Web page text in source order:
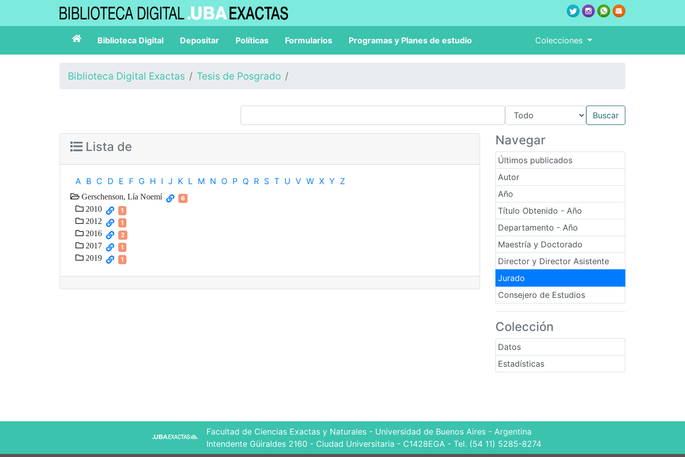
Biblioteca Digital Depositar Políticas Formularios Programas y Planes de estudio Colecciones
Biblioteca Digital Exactas Tesis de Posgrado
Navegar
Últimos publicados
Autor
Año
Título Obtenido - Año
Departamento - Año
Maestría y Doctorado
Director y Director Asistente
Jurado
Consejero de Estudios
Colección
Datos
Estadísticas
Lista de
A B C D E F G H I J K L M N O P Q R S T U V W X Y Z
Gerschenson, Lía Noemí 6
2010 1
2012 1
2016 2
2017 1
2019 1
Facultad de Ciencias Exactas y Naturales - Universidad de Buenos Aires - Argentina
Intendente Güiraldes 2160 - Ciudad Universitaria - C1428EGA - Tel. (54 11) 5285-8274